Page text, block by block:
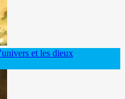
et les dieux